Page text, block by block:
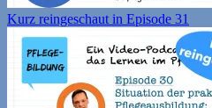
Kurz reingeschaut in Episode 31